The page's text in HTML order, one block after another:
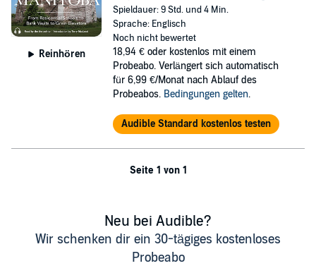
©2016 Gordon Goldsborough and Terry MacLeod (P)2021 Great
Plains Publications
Reinhören
Spieldauer: 9 Std. und 4 Min.
Sprache: Englisch
Noch nicht bewertet
18,94 € oder kostenlos mit einem
Probeabo. Verlängert sich automatisch
für 6,99 €/Monat nach Ablauf des
Probeabos. Bedingungen gelten.
Audible Standard kostenlos testen
Seite 1 von 1
Neu bei Audible?
Wir schenken dir ein 30-tägiges kostenloses
Probeabo